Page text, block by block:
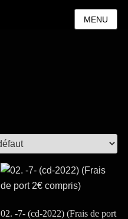
MENU
02. -7- (cd-2022) (Frais de port